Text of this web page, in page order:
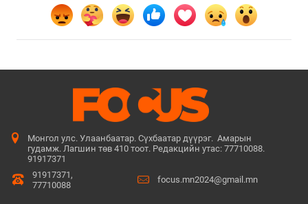
Монгол улс. Улаанбаатар. Сүхбаатар дүүрэг. Амарын
гудамж. Лагшин төв 410 тоот. Редакцийн утас: 77710088.
91917371
91917371,
77710088
focus.mn2024@gmail.mn